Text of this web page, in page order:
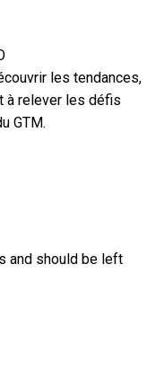
les tendances,
à relever les défis
GTM.
and should be left